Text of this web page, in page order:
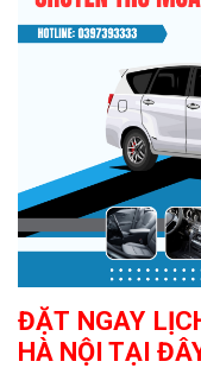
ĐẶT NGAY
HÀ NỘI TẠI